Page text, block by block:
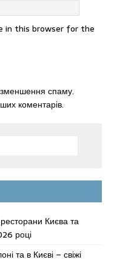
in this browser for the
спаму.
коментарів.
Києва та
році
та в Києві – свіжі